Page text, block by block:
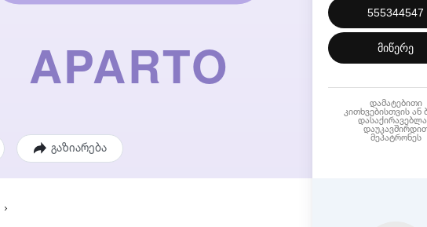
გაზიარება
555344547
მიწერე
დამატებითი
კითხვებისთვის ან
მეპატრონეს